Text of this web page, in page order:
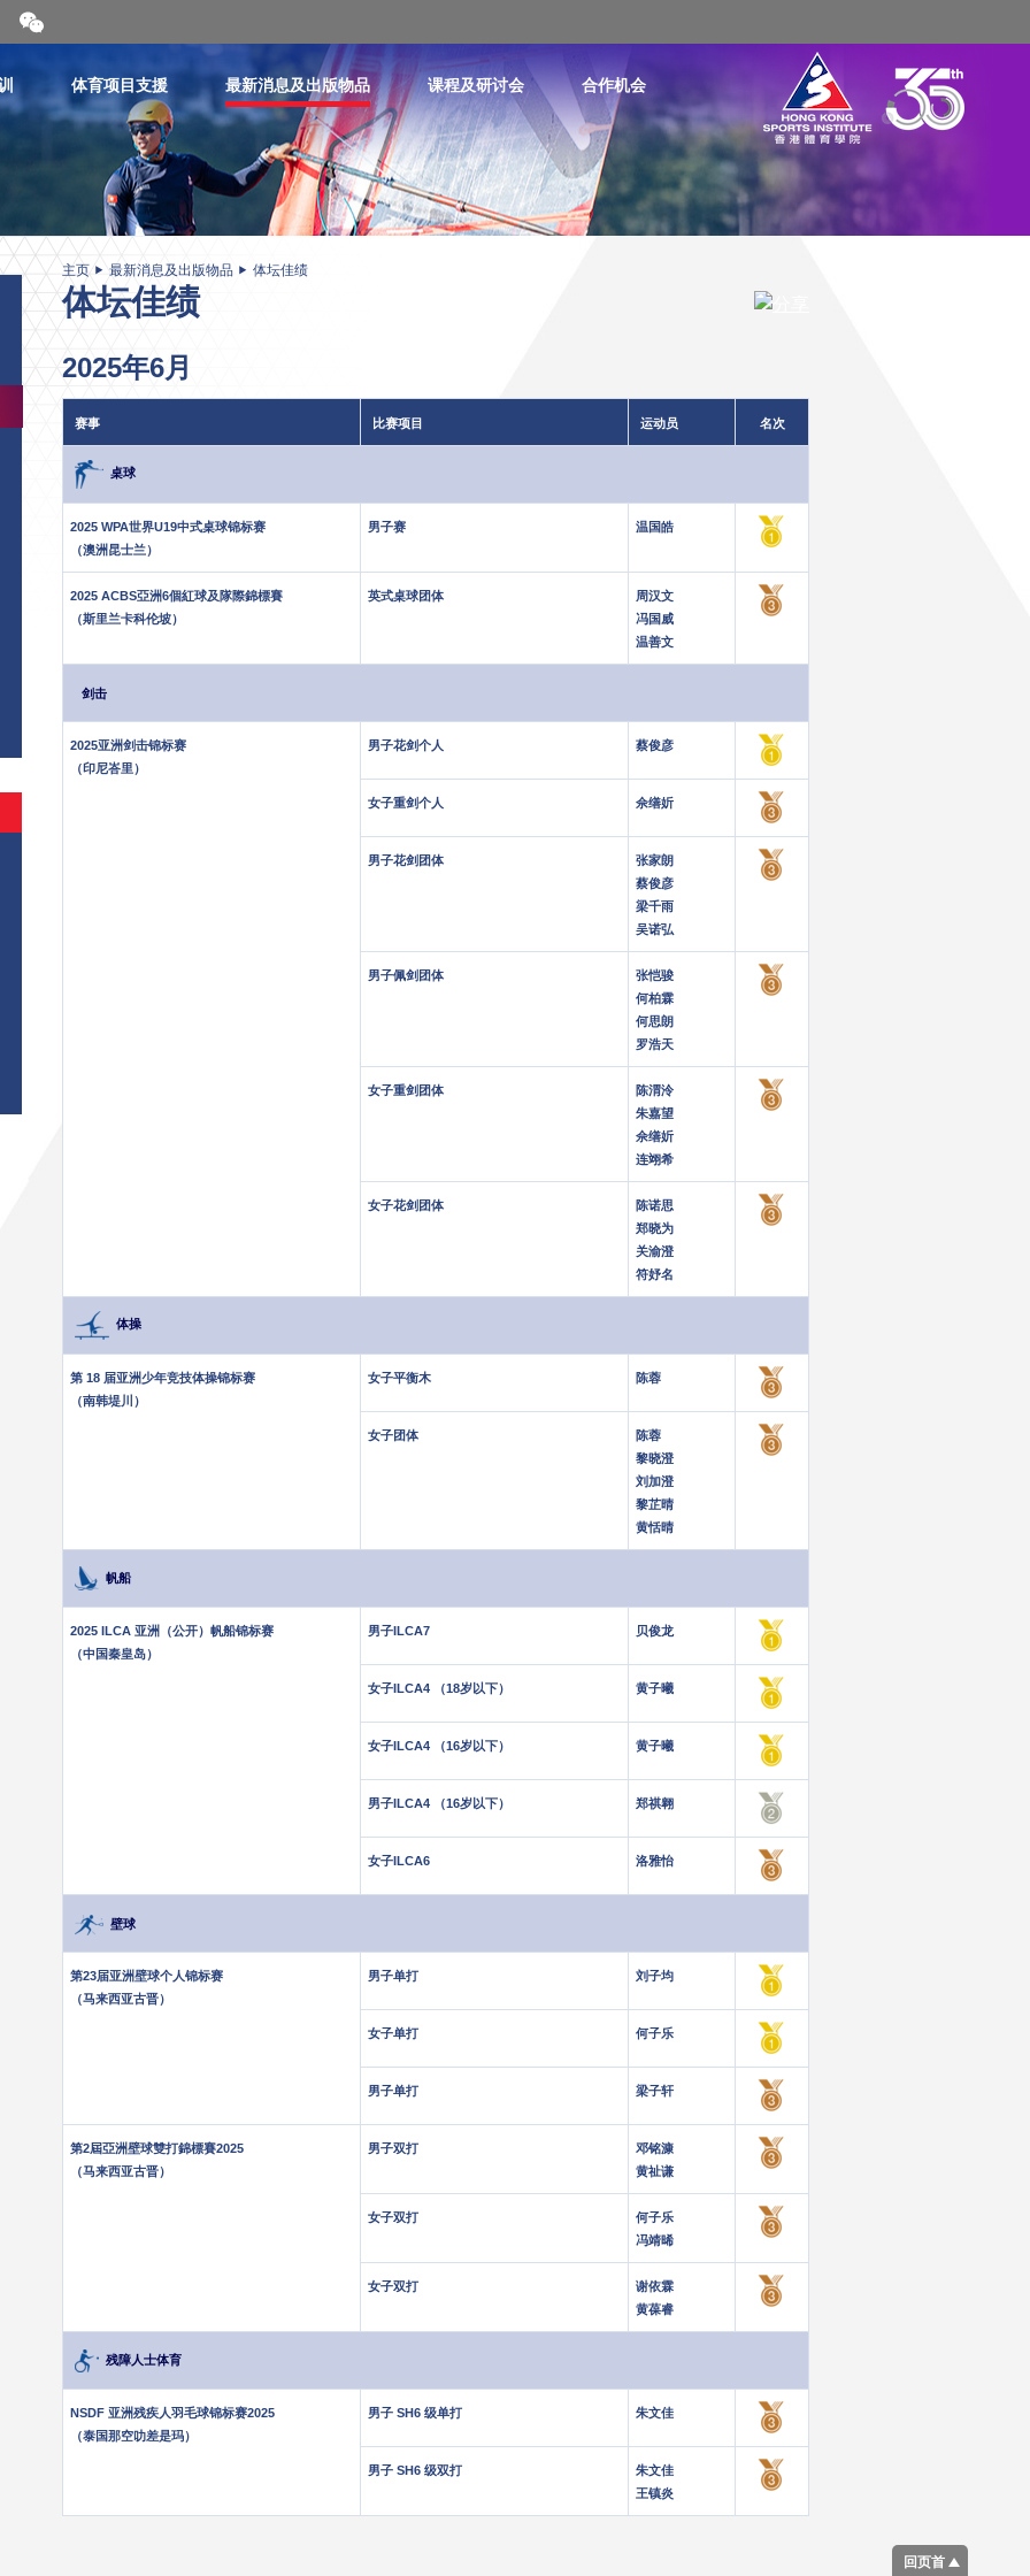
开
合
维
体育项目支援 最新消息及出版物品 课程及研讨会 合作机会
主页 最新消息及出版物品 体坛佳绩
体坛佳绩
2025年6月
赛事 比赛项目 运动员 名次
桌球
2025 WPA世界U19中式桌球锦标赛
（澳洲昆士兰）
男子赛 温国皓
2025 ACBS亞洲6個紅球及隊際錦標賽
（斯里兰卡科伦坡）
英式桌球团体
周汉文
冯国威
温善文
剑击
2025亚洲剑击锦标赛
（印尼峇里）
男子花剑个人 蔡俊彦
女子重剑个人 佘缮妡
男子花剑团体
张家朗
蔡俊彦
梁千雨
吴诺弘
男子佩剑团体
张恺骏
何柏霖
何思朗
罗浩天
女子重剑团体
陈渭泠
朱嘉望
佘缮妡
连翊希
女子花剑团体
陈诺思
郑晓为
关渝澄
符妤名
体操
第 18 届亚洲少年竞技体操锦标赛
（南韩堤川）
女子平衡木 陈蓉
女子团体
陈蓉
黎晓澄
刘加澄
黎芷晴
黄恬晴
帆船
2025 ILCA 亚洲（公开）帆船锦标赛
（中国秦皇岛）
男子ILCA7 贝俊龙
女子ILCA4 （18岁以下） 黄子曦
女子ILCA4 （16岁以下） 黄子曦
男子ILCA4 （16岁以下） 郑祺翱
女子ILCA6 洛雅怡
壁球
第23届亚洲壁球个人锦标赛
（马来西亚古晋）
男子单打 刘子均
女子单打 何子乐
男子单打 梁子轩
第2屆亞洲壁球雙打錦標賽2025
（马来西亚古晋）
男子双打
邓铭漮
黄祉谦
女子双打
何子乐
冯靖晞
女子双打
谢依霖
黄葆睿
残障人士体育
NSDF 亚洲残疾人羽毛球锦标赛2025
（泰国那空叻差是玛）
男子 SH6 级单打 朱文佳
男子 SH6 级双打
朱文佳
王镇炎
回页首